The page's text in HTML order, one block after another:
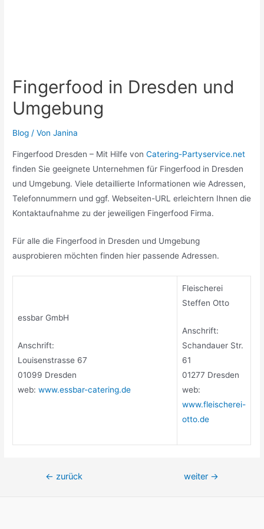
Fingerfood in Dresden und
Umgebung
Blog / VonJanina
Fingerfood Dresden – Mit Hilfe vonCatering-Partyservice.net
finden Sie geeignete Unternehmen für Fingerfood in Dresden
und Umgebung. Viele detaillierte Informationen wie Adressen,
Telefonnummern und ggf. Webseiten-URL erleichtern Ihnen die
Kontaktaufnahme zu der jeweiligen Fingerfood Firma.
Für alle die Fingerfood in Dresden und Umgebung
ausprobieren möchten finden hier passende Adressen.
essbar GmbH
Anschrift:
Louisenstrasse 67
01099 Dresden
web:www.essbar-catering.de
Fleischerei
Steffen Otto
Anschrift:
Schandauer Str.
61
01277 Dresden
web:
www.fleischerei-
otto.de
Beitragsnavigation
← zurück weiter →